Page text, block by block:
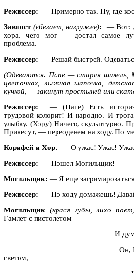
Режиссер: — Примерно так. Ну, где
Завпост (вбегает, нагружен): — Вот:
хора, чего мог — достал самое
проблема.
Режиссер: — Решай быстрей.
(Одеваются. Папе — старая шинель,
цветочках, лыжная шапочка,
кучкой, — закинут простыней или
Режиссер: — (Папе) Есть
трудовой колорит! И народно. И
улыбку. (Хору) Ничего, скульптурно.
Принесут, — переоденем на ходу. По
Корифей и Хор: — О ужас! Ужас!
Режиссер: — Пошел Могильщик!
Могильщик: — Я еще
Режиссер: — По ходу домажешь!
Могильщик(крася губы, лихо
Гамлет с пистолетом
И думает, кого
Он, Гамлет,
светом,